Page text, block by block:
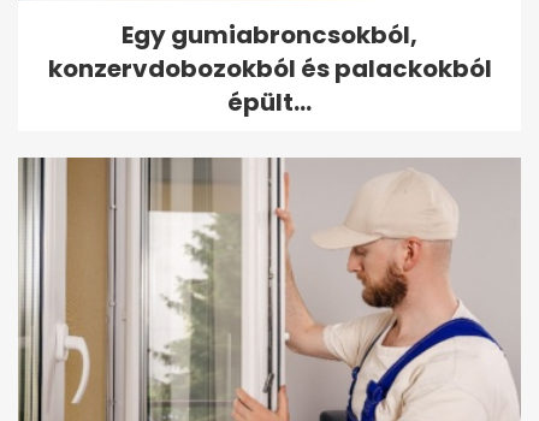
Egy gumiabroncsokból,
konzervdobozokból és palackokból
épült...